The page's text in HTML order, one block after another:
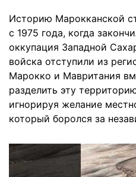
Историю Марокканской
с 1975 года, когда
оккупация Западной
войска отступили из
Марокко и Мавритания
разделить эту
игнорируя желание
который боролся за